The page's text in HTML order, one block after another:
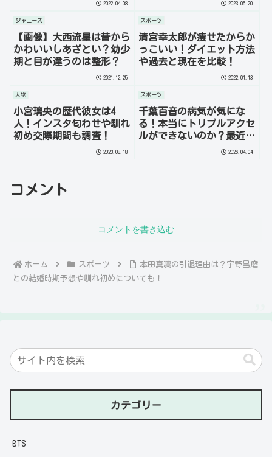
2022.04.08 2023.05.20
ジャニーズ
【画像】大西流星は昔から
かわいいしあざとい？幼少
期と目が違うのは整形？
2021.12.25
スポーツ
清宮幸太郎が痩せたからか
っこいい！ダイエット方法
や過去と現在を比較！
2022.01.13
人物
小宮璃央の歴代彼女は4
人！インスタ匂わせや馴れ
初め交際期間も調査！
2023.08.18
スポーツ
千葉百音の病気が気にな
る！本当にトリプルアクセ
ルができないのか？最近顔
変わったって本当なのか？
2026.04.04
コメント
コメントを書き込む
ホーム スポーツ
本田真凜の引退理由は？宇野昌磨
との結婚時期予想や馴れ初めについても！
カテゴリー
BTS